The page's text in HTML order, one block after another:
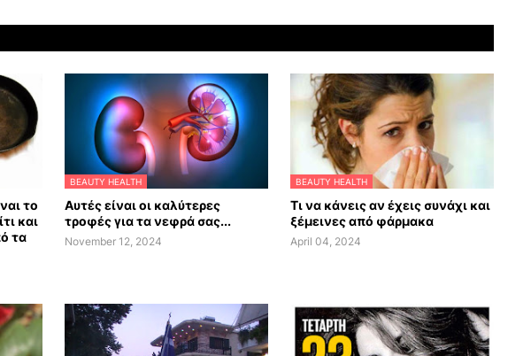
το
και
τα
BEAUTY HEALTH
Αυτές είναι οι καλύτερες
τροφές για τα νεφρά σας...
November 12, 2024
BEAUTY HEALTH
Τι να κάνεις αν έχεις συνάχι και
ξέμεινες από φάρμακα
April 04, 2024